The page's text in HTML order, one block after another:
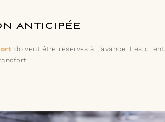
anticipée
doivent être réservés à l’avance. Les